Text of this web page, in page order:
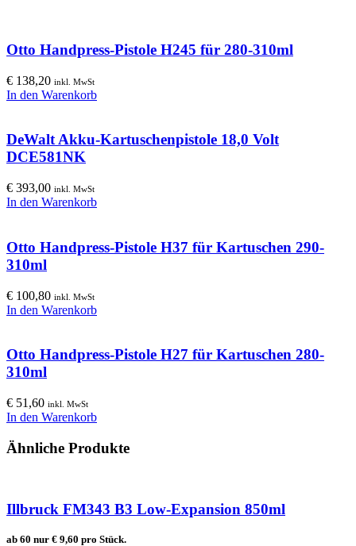
Otto Handpress-Pistole H245 für 280-310ml
€ 138,20 inkl. MwSt
In den Warenkorb
DeWalt Akku-Kartuschenpistole 18,0 Volt
DCE581NK
€ 393,00 inkl. MwSt
In den Warenkorb
Otto Handpress-Pistole H37 für Kartuschen 290-
310ml
€ 100,80 inkl. MwSt
In den Warenkorb
Otto Handpress-Pistole H27 für Kartuschen 280-
310ml
€ 51,60 inkl. MwSt
In den Warenkorb
Ähnliche Produkte
Illbruck FM343 B3 Low-Expansion 850ml
ab 60 nur € 9,60 pro Stück.